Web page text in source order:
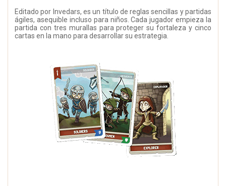
Editado por Invedars, es un título de reglas sencillas y partidas
ágiles, asequible incluso para niños. Cada jugador empieza la
partida con tres murallas para proteger su fortaleza y cinco
cartas en la mano para desarrollar su estrategia.